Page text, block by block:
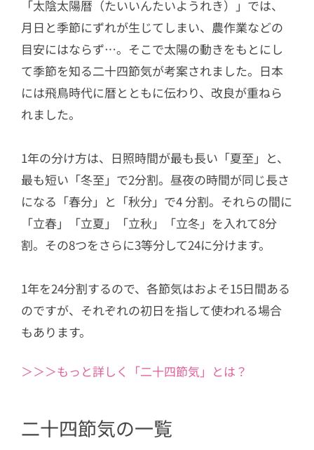
「太陰太陽暦（たいいんたいようれき）」では、
月日と季節にずれが生じてしまい、農作業などの
目安にはならず…。そこで太陽の動きをもとにし
て季節を知る二十四節気が考案されました。日本
には飛鳥時代に暦とともに伝わり、改良が重ねら
れました。
1年の分け方は、日照時間が最も長い「夏至」と、
最も短い「冬至」で2分割。昼夜の時間が同じ長さ
になる「春分」と「秋分」で4 分割。それらの間に
「立春」「立夏」「立秋」「立冬」を入れて8分
割。その8つをさらに3等分して24に分けます。
1年を24分割するので、各節気はおよそ15日間ある
のですが、それぞれの初日を指して使われる場合
もあります。
＞＞＞もっと詳しく「二十四節気」とは？
二十四節気の一覧